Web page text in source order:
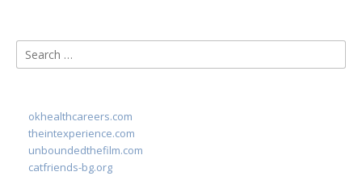
Search
for:
okhealthcareers.com
theintexperience.com
unboundedthefilm.com
catfriends-bg.org